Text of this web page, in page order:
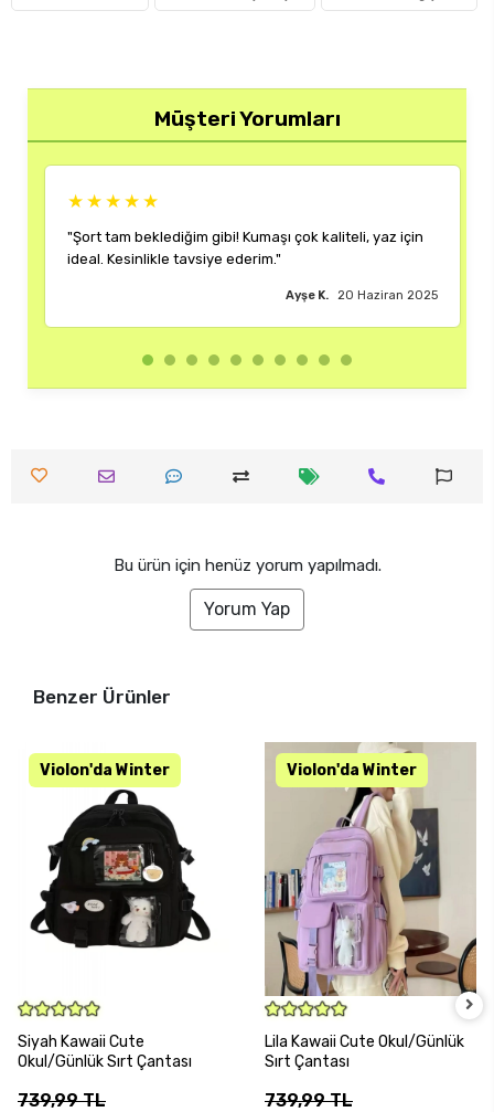
Müşteri Yorumları
★★★★★
"Şort tam beklediğim gibi! Kumaşı çok kaliteli, yaz için
ideal. Kesinlikle tavsiye ederim."
Ayşe K. 20 Haziran 2025
Bu ürün için henüz yorum yapılmadı.
Yorum Yap
Benzer Ürünler
Siyah Kawaii Cute
Okul/Günlük Sırt Çantası
739,99 TL
Lila Kawaii Cute Okul/Günlük
Sırt Çantası
739,99 TL